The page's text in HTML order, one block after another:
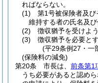
ればならない。
(1)
第1号被保険者及
維持する者の氏名及
(2)
徴収猶予を受けよ
(3)
徴収猶予を必要と
(平29条例27・一
(保険料の減免)
第20条
市長は、 前条第1
うち必要があると認め